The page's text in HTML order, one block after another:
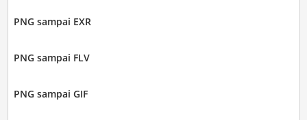
PNG sampai EXR
PNG sampai FLV
PNG sampai GIF